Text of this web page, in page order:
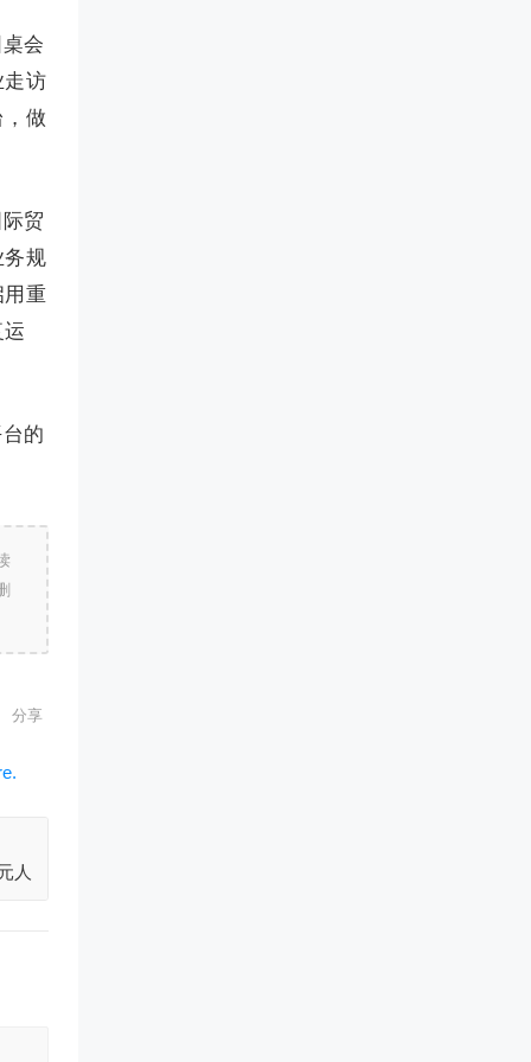
会
走访
做
贸
务规
用重
的
人